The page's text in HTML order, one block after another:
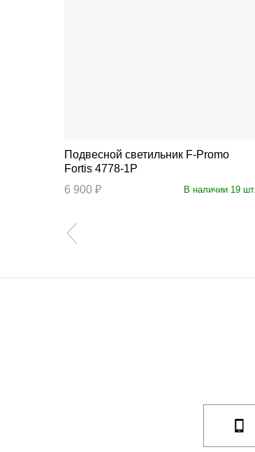
Подвесной светильник F-Promo
Fortis 4778-1P
6 900 ₽
В наличии 19 шт.